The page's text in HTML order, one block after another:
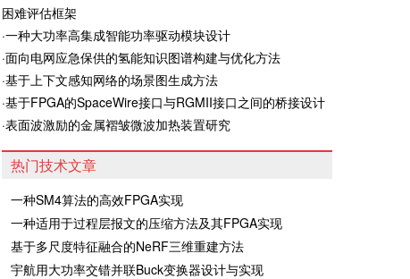
困难评估框架
·一种大功率高集成智能功率驱动模块设计
·面向电网应急保供的氢能知识图谱构建与优化方法
·基于上下文感知网络的场景图生成方法
·基于FPGA的SpaceWire接口与RGMII接口之间的桥接设计
·表面波激励的金属褶皱微波加热装置研究
热门技术文章
一种SM4算法的高效FPGA实现
一种适用于过程层报文的压缩方法及其FPGA实现
基于多尺度特征融合的NeRF三维重建方法
宇航用大功率交错并联Buck变换器设计与实现